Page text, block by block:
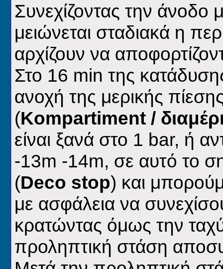
Συνεχίζοντας την
μειώνεται σταδιακά η
αρχίζουν να
Στο 16 min της
ανοχή της μερικής
(Kompartiment /
είναι ξανά στο 1 bar, ή
-13m -14m, σε αυτό το
(Deco stop) και
με ασφάλεια να
κρατώντας όμως την
προληπτική στάση